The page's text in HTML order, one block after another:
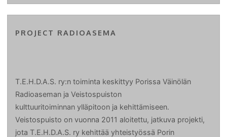
PROJECT RADIOASEMA
T.E.H.D.A.S. ry:n toiminta keskittyy Porissa Väinölän
Radioaseman ja Veistospuiston
kulttuuritoiminnan ylläpitoon ja kehittämiseen.
Veistospuisto on vuonna 2011 aloitettu, jatkuva projekti,
jota T.E.H.D.A.S. ry kehittää yhteistyössä Porin